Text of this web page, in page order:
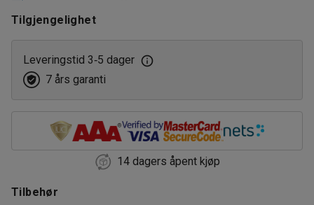
Tilgjengelighet
Leveringstid 3‑5 dager
7 års garanti
14 dagers åpent kjøp
Tilbehør